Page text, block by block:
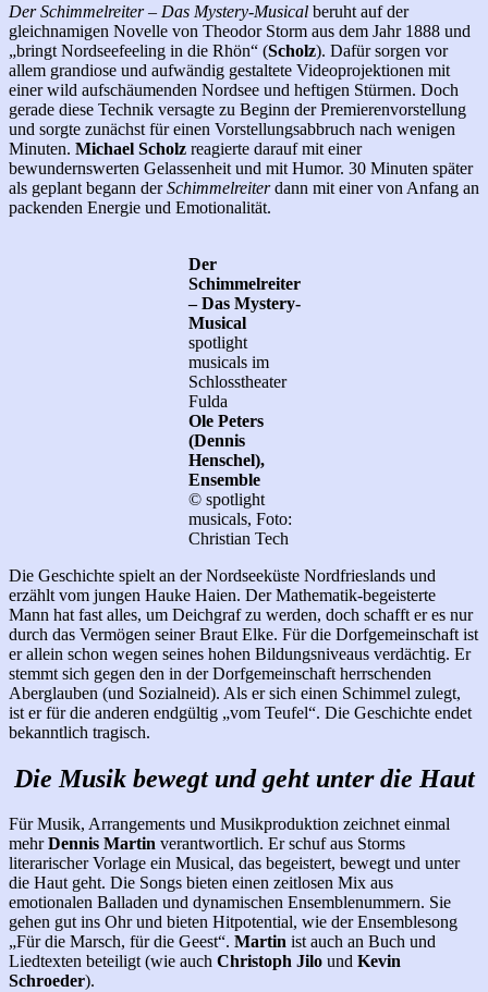
Der Schimmelreiter – Das Mystery-Musical beruht auf der
gleichnamigen Novelle von Theodor Storm aus dem Jahr 1888 und
„bringt Nordseefeeling in die Rhön“ (Scholz). Dafür sorgen vor
allem grandiose und aufwändig gestaltete Videoprojektionen mit
einer wild aufschäumenden Nordsee und heftigen Stürmen. Doch
gerade diese Technik versagte zu Beginn der Premierenvorstellung
und sorgte zunächst für einen Vorstellungsabbruch nach wenigen
Minuten. Michael Scholz reagierte darauf mit einer
bewundernswerten Gelassenheit und mit Humor. 30 Minuten später
als geplant begann derSchimmelreiterdann mit einer von Anfang an
packenden Energie und Emotionalität.
Der
Schimmelreiter
– Das Mystery-
Musical
spotlight
musicals im
Schlosstheater
Fulda
Ole Peters
(Dennis
Henschel),
Ensemble
© spotlight
musicals, Foto:
Christian Tech
Die Geschichte spielt an der Nordseeküste Nordfrieslands und
erzählt vom jungen Hauke Haien. Der Mathematik-begeisterte
Mann hat fast alles, um Deichgraf zu werden, doch schafft er es nur
durch das Vermögen seiner Braut Elke. Für die Dorfgemeinschaft ist
er allein schon wegen seines hohen Bildungsniveaus verdächtig. Er
stemmt sich gegen den in der Dorfgemeinschaft herrschenden
Aberglauben (und Sozialneid). Als er sich einen Schimmel zulegt,
ist er für die anderen endgültig „vom Teufel“. Die Geschichte endet
bekanntlich tragisch.
Die Musik bewegt und geht unter die Haut
Für Musik, Arrangements und Musikproduktion zeichnet einmal
mehrDennis Martin verantwortlich. Er schuf aus Storms
literarischer Vorlage ein Musical, das begeistert, bewegt und unter
die Haut geht. Die Songs bieten einen zeitlosen Mix aus
emotionalen Balladen und dynamischen Ensemblenummern. Sie
gehen gut ins Ohr und bieten Hitpotential, wie der Ensemblesong
„Für die Marsch, für die Geest“. Martin ist auch an Buch und
Liedtexten beteiligt (wie auch Christoph Jilo und Kevin
Schroeder).